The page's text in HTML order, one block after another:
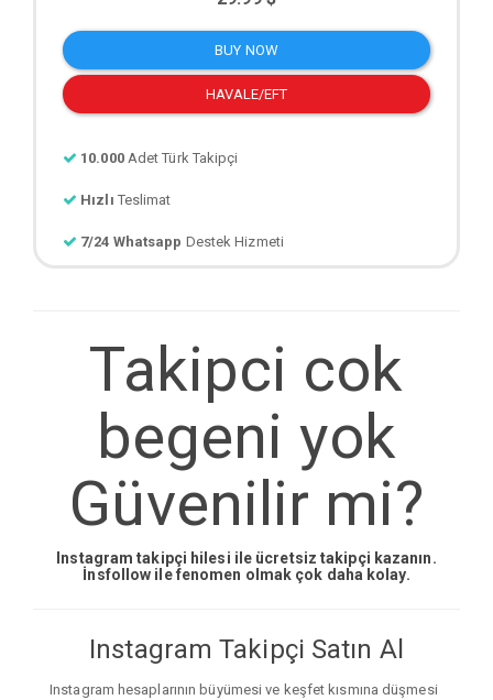
BUY NOW
HAVALE/EFT
10.000 Adet Türk Takipçi
Hızlı Teslimat
7/24 Whatsapp Destek Hizmeti
Takipci cok
begeni yok
Güvenilir mi?
Instagram takipçi hilesi ile ücretsiz takipçi kazanın.
İnsfollow ile fenomen olmak çok daha kolay.
Instagram Takipçi Satın Al
Instagram hesaplarının büyümesi ve keşfet kısmına düşmesi